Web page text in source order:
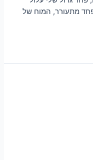
מתעורר, המוח של